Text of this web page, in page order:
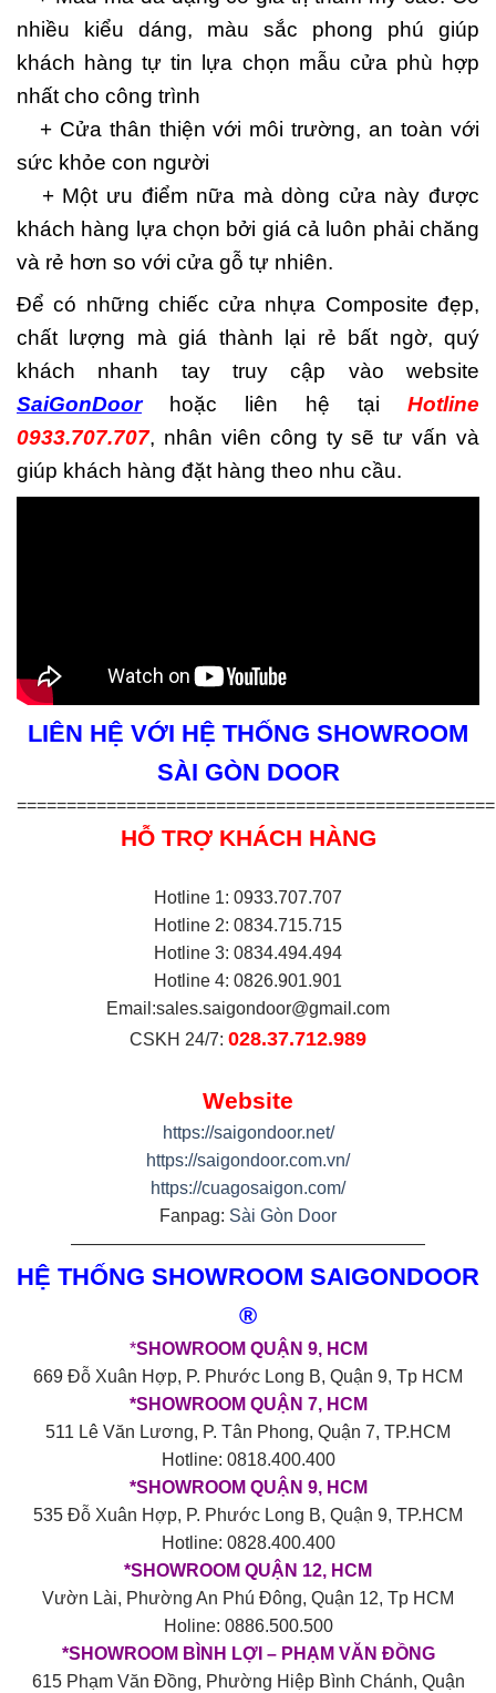
nhiều kiểu dáng, màu sắc phong phú giúp
khách hàng tự tin lựa chọn mẫu cửa phù hợp
nhất cho công trình
+ Cửa thân thiện với môi trường, an toàn với
sức khỏe con người
+ Một ưu điểm nữa mà dòng cửa này được
khách hàng lựa chọn bởi giá cả luôn phải chăng
và rẻ hơn so với cửa gỗ tự nhiên.
Để có những chiếc cửa nhựa Composite đẹp,
chất lượng mà giá thành lại rẻ bất ngờ, quý
khách nhanh tay truy cập vào website
SaiGonDoorhoặc liên hệ tại Hotline
0933.707.707, nhân viên công ty sẽ tư vấn và
giúp khách hàng đặt hàng theo nhu cầu.
LIÊN HỆ VỚI HỆ THỐNG SHOWROOM
SÀI GÒN DOOR
================================================
HỖ TRỢ KHÁCH HÀNG
Hotline 1: 0933.707.707
Hotline 2: 0834.715.715
Hotline 3: 0834.494.494
Hotline 4: 0826.901.901
Email:sales.saigondoor@gmail.com
CSKH 24/7: 028.37.712.989
Website
https://saigondoor.net/
https://saigondoor.com.vn/
https://cuagosaigon.com/
Fanpag: Sài Gòn Door
————————————————————
HỆ THỐNG SHOWROOM SAIGONDOOR
®
*SHOWROOM QUẬN 9, HCM
669 Đỗ Xuân Hợp, P. Phước Long B, Quận 9, Tp HCM
*SHOWROOM QUẬN 7, HCM
511 Lê Văn Lương, P. Tân Phong, Quận 7, TP.HCM
Hotline: 0818.400.400
*SHOWROOM QUẬN 9, HCM
535 Đỗ Xuân Hợp, P. Phước Long B, Quận 9, TP.HCM
Hotline: 0828.400.400
*SHOWROOM QUẬN 12, HCM
Vườn Lài, Phường An Phú Đông, Quận 12, Tp HCM
Holine: 0886.500.500
*SHOWROOM BÌNH LỢI – PHẠM VĂN ĐỒNG
615 Phạm Văn Đồng, Phường Hiệp Bình Chánh, Quận